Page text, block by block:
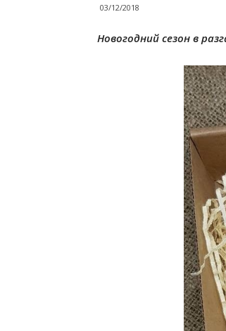
03/12/2018
Новогодний сезон в